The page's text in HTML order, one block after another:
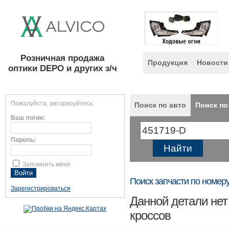
Розничная продажа
оптики DEPO и других з/ч
Продукция Новости
Пожалуйста, авторизуйтесь:
Ваш логин:
Пароль:
Запомнить меня
Зарегистрироваться
Поиск по авто Поиск
Поиск запчасти по
Данной детали
кроссов